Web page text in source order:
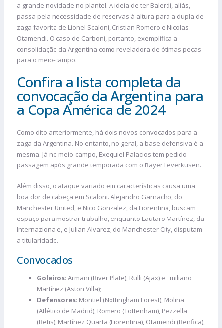
a grande novidade no plantel. A ideia de ter Balerdi, aliás,
passa pela necessidade de reservas à altura para a dupla de
zaga favorita de Lionel Scaloni, Cristian Romero e Nicolas
Otamendi. O caso de Carboni, portanto, exemplifica a
consolidação da Argentina como reveladora de ótimas peças
para o meio-campo.
Confira a lista completa da
convocação da Argentina para
a Copa América de 2024
Como dito anteriormente, há dois novos convocados para a
zaga da Argentina. No entanto, no geral, a base defensiva é a
mesma. Já no meio-campo, Exequiel Palacios tem pedido
passagem após grande temporada com o Bayer Leverkusen.
Além disso, o ataque variado em características causa uma
boa dor de cabeça em Scaloni. Alejandro Garnacho, do
Manchester United, e Nico Gonzalez, da Fiorentina, buscam
espaço para mostrar trabalho, enquanto Lautaro Martínez, da
Internazionale, e Julian Alvarez, do Manchester City, disputam
a titularidade.
Convocados
Goleiros: Armani (River Plate), Rulli (Ajax) e Emiliano
Martínez (Aston Villa);
Defensores: Montiel (Nottingham Forest), Molina
(Atlético de Madrid), Romero (Tottenham), Pezzella
(Betis), Martínez Quarta (Fiorentina), Otamendi (Benfica),